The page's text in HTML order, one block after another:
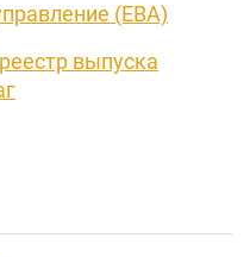
(EBA)
выпуска